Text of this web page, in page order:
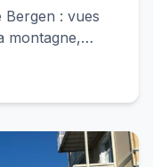
Bergen : vues
montagne,